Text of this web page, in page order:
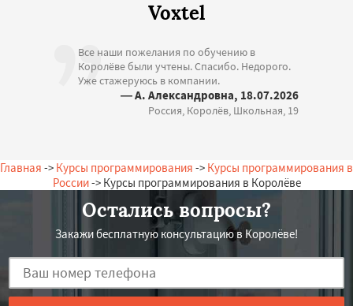
Voxtel
Все наши пожелания по обучению в
Королёве были учтены. Спасибо. Недорого.
Уже стажеруюсь в компании.
— А. Александровна, 18.07.2026
Россия, Королёв, Школьная, 19
Главная -> Курсы программирования -> Курсы программирования в
России-> Курсы программирования в Королёве
Остались вопросы?
Закажи бесплатную консультацию в Королёве!